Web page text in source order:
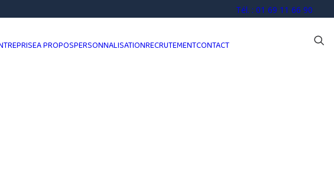
Tél. : 01 69 11 66 90
A PROPOSPERSONNALISATIONRECRUTEMENTCONTACT